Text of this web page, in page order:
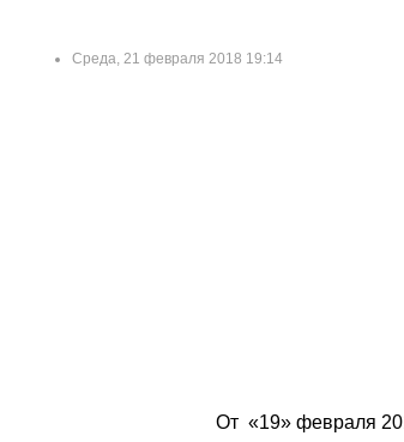
Среда, 21 февраля 2018 19:14
От «19»